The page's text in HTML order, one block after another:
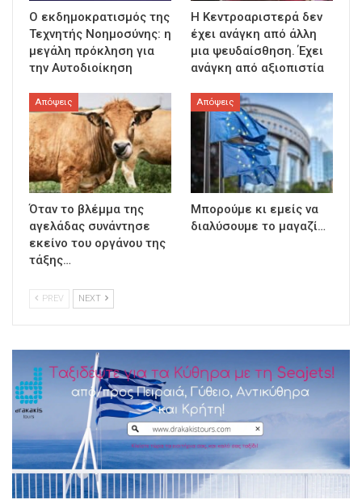
Ο εκδημοκρατισμός της
Τεχνητής Νοημοσύνης: η
μεγάλη πρόκληση για
την Αυτοδιοίκηση
Η Κεντροαριστερά δεν
έχει ανάγκη από άλλη
μια ψευδαίσθηση. Έχει
ανάγκη από αξιοπιστία
Απόψεις
Όταν το βλέμμα της
αγελάδας συνάντησε
εκείνο του οργάνου της
τάξης…
Απόψεις
Μπορούμε κι εμείς να
διαλύσουμε το μαγαζί…
PREV NEXT